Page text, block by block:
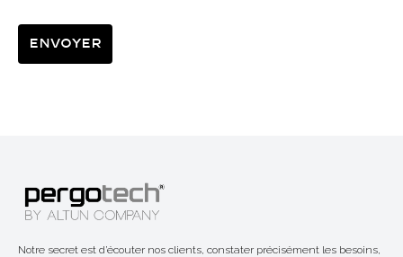
Envoyer
Notre secret est d’écouter nos clients, constater précisément les besoins,